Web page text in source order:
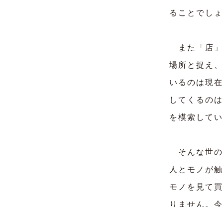
ることでし
また「店」
場所と捉え
いるのは現
してくるの
を模索して
そんな世の
人とモノが
モノを見て
りません。